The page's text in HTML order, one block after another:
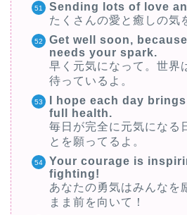
Sending lots of love
たくさんの愛と癒しの気
Get well soon,
needs your spark.
早く元気になって。世界
待っているよ。
I hope each day
full health.
毎日が完全に元気になる
とを願ってるよ。
Your courage is
fighting!
あなたの勇気はみんなを
まま前を向いて！